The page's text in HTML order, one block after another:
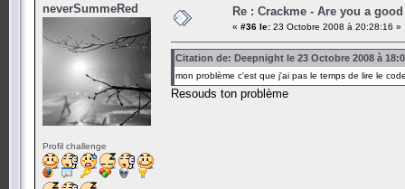
neverSummeRed
Profil challenge
Re : Crackme - Are you a
« #36 le: 23 Octobre 2008 à 20:28:16 »
Citation de: Deepnight le 23 Octobre 2008 à
mon problème c'est que j'ai pas le temps de lire le
Resouds ton problème